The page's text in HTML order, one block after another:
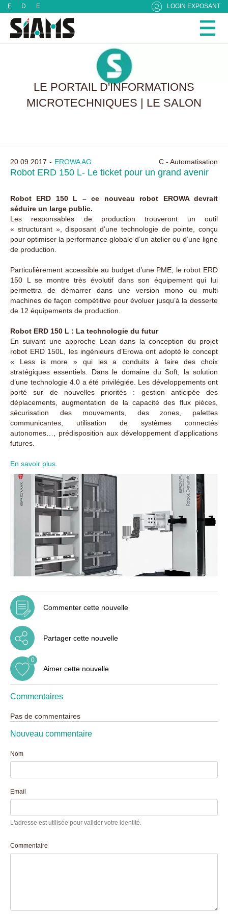
F D E LOGIN EXPOSANT
LE PORTAIL D'INFORMATIONS
MICROTECHNIQUES | LE SALON
20.09.2017 EROWA AG C - Automatisation
Robot ERD 150 L- Le ticket pour un grand avenir
Robot ERD 150 L – ce nouveau robot EROWA devrait
séduire un large public.
Les responsables de production trouveront un outil
« structurant », disposant d’une technologie de pointe, conçu
pour optimiser la performance globale d’un atelier ou d’une ligne
de production.
Particulièrement accessible au budget d’une PME, le robot ERD
150 L se montre très évolutif dans son équipement qui lui
permettra de démarrer dans une version mono ou multi
machines de façon compétitive pour évoluer jusqu’à la desserte
de 12 équipements de production.
Robot ERD 150 L : La technologie du futur
En suivant une approche Lean dans la conception du projet
robot ERD 150L, les ingénieurs d’Erowa ont adopté le concept
« Less is more » qui les a conduits à faire des choix
stratégiques essentiels. Dans le domaine du Soft, la solution
d’une technologie 4.0 a été privilégiée. Les développements ont
porté sur de nouvelles priorités : gestion anticipée des
déplacements, augmentation de la capacité des flux pièces,
sécurisation des mouvements, des zones, palettes
communicantes, utilisation de systèmes connectés
autonomes…, prédisposition aux développement d’applications
futures.
En savoir plus.
Commenter cette nouvelle
Partager cette nouvelle
Aimer cette nouvelle
0
Commentaires
Pas de commentaires
Nouveau commentaire
Nom
Email
L'adresse est utilisée pour valider votre identité.
Commentaire
Panneau de gestion des cookies